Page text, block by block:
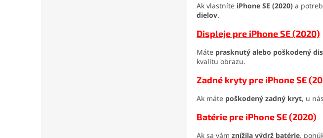
Ak vlastníte iPhone SE (2020) a
dielov.
Displeje pre iPhone SE (2020)
Máte prasknutý alebo poškodený
kvalitu obrazu.
Zadné kryty pre iPhone SE
Ak máte poškodený zadný kryt, u
Batérie pre iPhone SE (2020)
Ak sa vám znížila výdrž batérie,